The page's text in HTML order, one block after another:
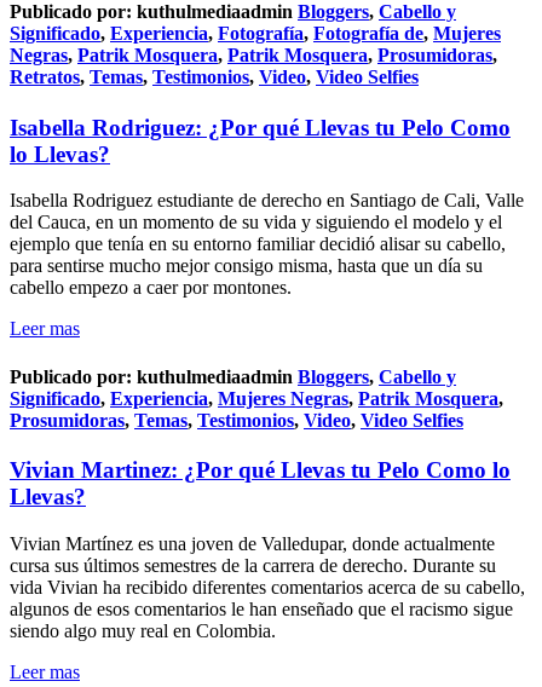
Publicado por: kuthulmediaadmin Bloggers, Cabello y
Significado, Experiencia, Fotografía, Fotografía de, Mujeres
Negras, Patrik Mosquera, Patrik Mosquera, Prosumidoras,
Retratos, Temas, Testimonios, Video, Video Selfies
Isabella Rodriguez: ¿Por qué Llevas tu Pelo Como
lo Llevas?
Isabella Rodriguez estudiante de derecho en Santiago de Cali, Valle
del Cauca, en un momento de su vida y siguiendo el modelo y el
ejemplo que tenía en su entorno familiar decidió alisar su cabello,
para sentirse mucho mejor consigo misma, hasta que un día su
cabello empezo a caer por montones.
Leer mas
Publicado por: kuthulmediaadmin Bloggers, Cabello y
Significado, Experiencia, Mujeres Negras, Patrik Mosquera,
Prosumidoras, Temas, Testimonios, Video, Video Selfies
Vivian Martinez: ¿Por qué Llevas tu Pelo Como lo
Llevas?
Vivian Martínez es una joven de Valledupar, donde actualmente
cursa sus últimos semestres de la carrera de derecho. Durante su
vida Vivian ha recibido diferentes comentarios acerca de su cabello,
algunos de esos comentarios le han enseñado que el racismo sigue
siendo algo muy real en Colombia.
Leer mas